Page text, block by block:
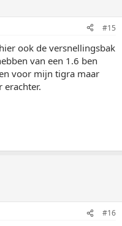
#15
ook de versnellingsbak
van een 1.6 ben
voor mijn tigra maar
erachter.
#16